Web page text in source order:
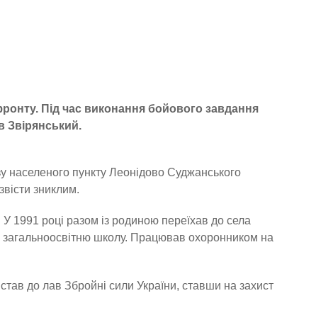
Під час виконання бойового завдання
Звірянський.
населеного пункту Леонідово Суджанського
зниклим.
1991 році разом із родиною переїхав до села
школу. Працював охоронником на
до лав Збройні сили України, ставши на захист